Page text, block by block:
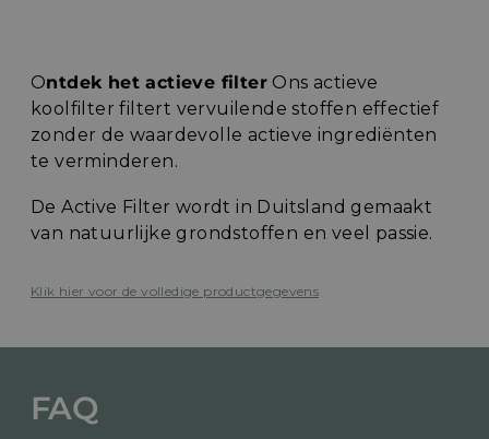
Ontdek het actieve filter Ons actieve
koolfilter filtert vervuilende stoffen effectief
zonder de waardevolle actieve ingrediënten
te verminderen.
De Active Filter wordt in Duitsland gemaakt
van natuurlijke grondstoffen en veel passie.
Klik hier voor de volledige productgegevens
FAQ